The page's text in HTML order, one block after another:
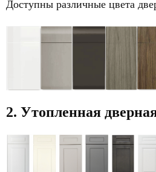
Доступны различные цвета
2. Утопленная